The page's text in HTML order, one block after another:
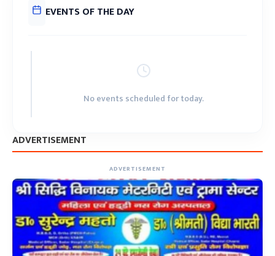
EVENTS OF THE DAY
No events scheduled for today.
ADVERTISEMENT
ADVERTISEMENT